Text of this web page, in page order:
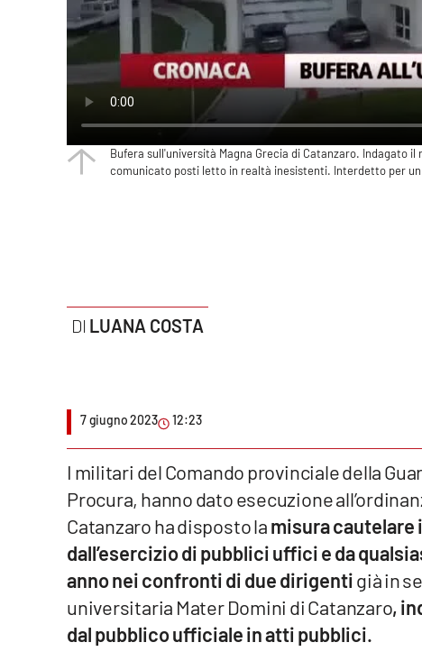
Good Morning Vietnam
Streaming
Bufera sull'università Magna Grecia di Catanzaro. Indagato
comunicato posti letto in realtà inesistenti. Interdetto per un
LUANA COSTA
7 giugno 2023 12:23
I militari del Comando provinciale della
Procura, hanno dato esecuzione
Catanzaro ha disposto lamisura
dall’esercizio di pubblici uffici e da
anno nei confronti di due dirigentigià in
universitaria Mater Domini di Catanzaro,
dal pubblico ufficiale in atti pubblici.